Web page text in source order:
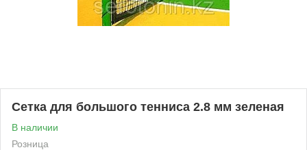
Сетка для большого тенниса 2.8 мм зеленая
В наличии
Розница